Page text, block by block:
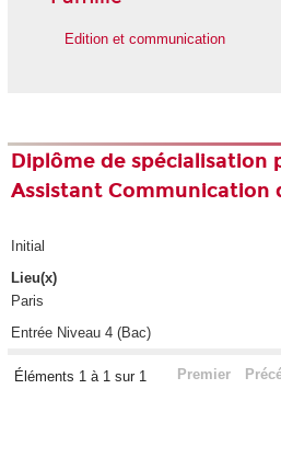
Edition et communication
Diplôme de spécialisation
Assistant Communication
Initial
Lieu(x)
Paris
Entrée Niveau 4 (Bac)
Éléments 1 à 1 sur 1 Premier